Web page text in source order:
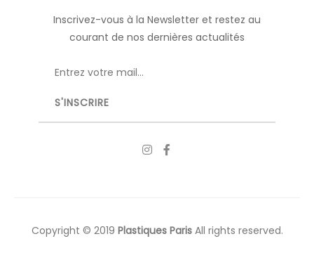
Inscrivez-vous à la Newsletter et restez au
courant de nos dernières actualités
Copyright © 2019 Plastiques ParisAll rights reserved.